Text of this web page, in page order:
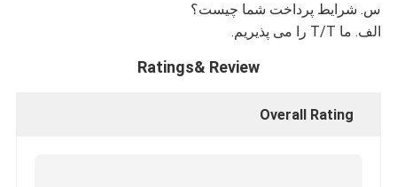
س. شرایط پرداخت شما چیست؟
الف. ما T/T را می پذیریم.
Ratings& Review
Overall Rating